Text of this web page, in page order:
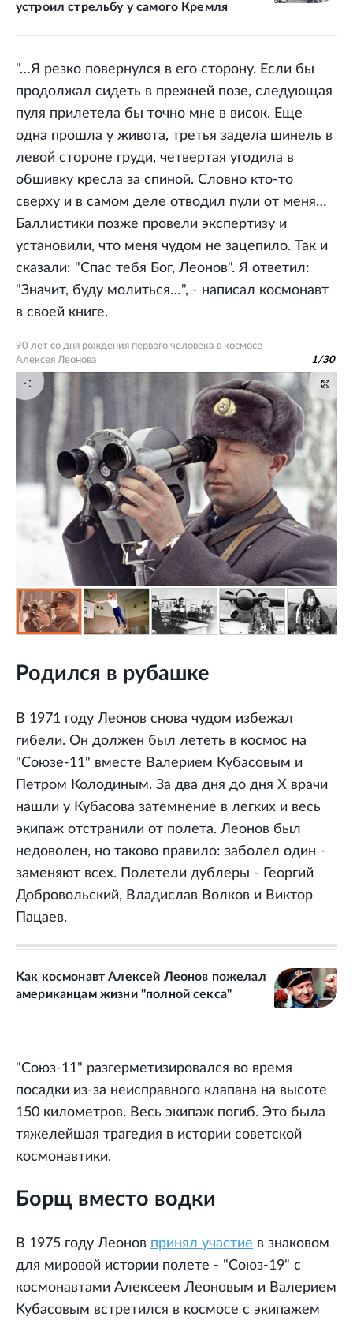
устроил стрельбу у самого Кремля
"…Я резко повернулся в его сторону. Если бы
продолжал сидеть в прежней позе, следующая
пуля прилетела бы точно мне в висок. Еще
одна прошла у живота, третья задела шинель в
левой стороне груди, четвертая угодила в
обшивку кресла за спиной. Словно кто-то
сверху и в самом деле отводил пули от меня…
Баллистики позже провели экспертизу и
установили, что меня чудом не зацепило. Так и
сказали: "Спас тебя Бог, Леонов". Я ответил:
"Значит, буду молиться…", - написал космонавт
в своей книге.
90 лет со дня рождения первого человека в космосе
Алексея Леонова
1/30
Родился в рубашке
В 1971 году Леонов снова чудом избежал
гибели. Он должен был лететь в космос на
"Союзе-11" вместе Валерием Кубасовым и
Петром Колодиным. За два дня до дня Х врачи
нашли у Кубасова затемнение в легких и весь
экипаж отстранили от полета. Леонов был
недоволен, но таково правило: заболел один -
заменяют всех. Полетели дублеры - Георгий
Добровольский, Владислав Волков и Виктор
Пацаев.
Как космонавт Алексей Леонов пожелал
американцам жизни "полной секса"
"Союз-11" разгерметизировался во время
посадки из-за неисправного клапана на высоте
150 километров. Весь экипаж погиб. Это была
тяжелейшая трагедия в истории советской
космонавтики.
Борщ вместо водки
В 1975 году Леонов принял участие в знаковом
для мировой истории полете - "Союз-19" с
космонавтами Алексеем Леоновым и Валерием
Кубасовым встретился в космосе с экипажем